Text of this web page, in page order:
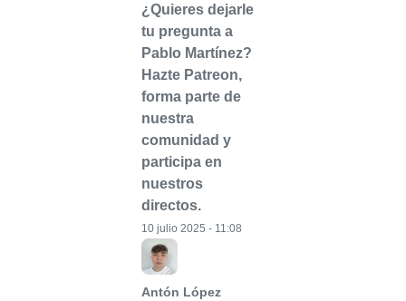
¿Quieres dejarle
tu pregunta a
Pablo Martínez?
Hazte Patreon,
forma parte de
nuestra
comunidad y
participa en
nuestros
directos.
Antón López
10 julio 2025 - 11:08